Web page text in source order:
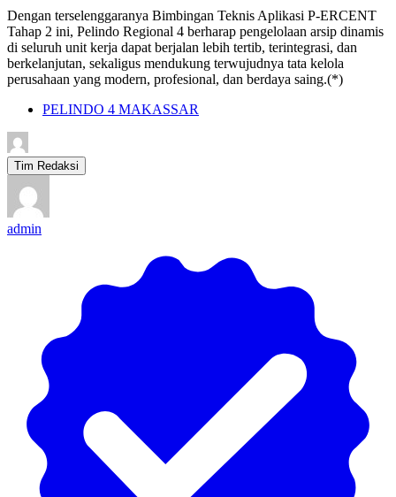
Dengan terselenggaranya Bimbingan Teknis Aplikasi P-ERCENT
Tahap 2 ini, Pelindo Regional 4 berharap pengelolaan arsip dinamis
di seluruh unit kerja dapat berjalan lebih tertib, terintegrasi, dan
berkelanjutan, sekaligus mendukung terwujudnya tata kelola
perusahaan yang modern, profesional, dan berdaya saing.(*)
PELINDO 4 MAKASSAR
Tim Redaksi
admin